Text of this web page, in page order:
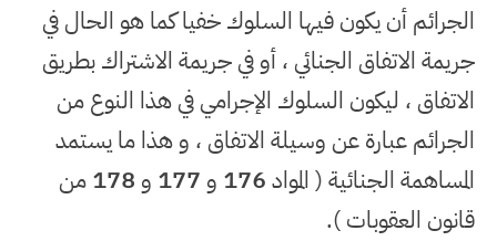
الجرائم أن يكون فيها السلوك خفيا كما هو الحال في
جريمة الاتفاق الجنائي ، أو في جريمة الاشتراك بطريق
الاتفاق ، ليكون السلوك الإجرامي في هذا النوع من
الجرائم عبارة عن وسيلة الاتفاق ، و هذا ما يستمد
المساهمة الجنائية ( المواد176 و 177 و 178من
قانون العقوبات)
.